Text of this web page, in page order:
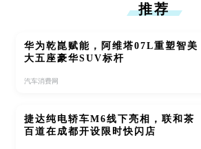
推荐
华为乾崑赋能，阿维塔07L重塑智美
大五座豪华SUV标杆
汽车消费网
捷达纯电轿车M6线下亮相，联和茶
百道在成都开设限时快闪店